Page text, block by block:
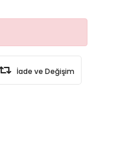
İade ve Değişim